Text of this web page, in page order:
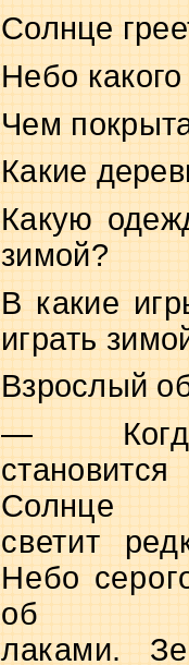
Солнце
Небо
Чем
Какие
Какую
зимой?
В какие
играть
Взрослый
—
Солнце
светит
Небо
об­
лаками.